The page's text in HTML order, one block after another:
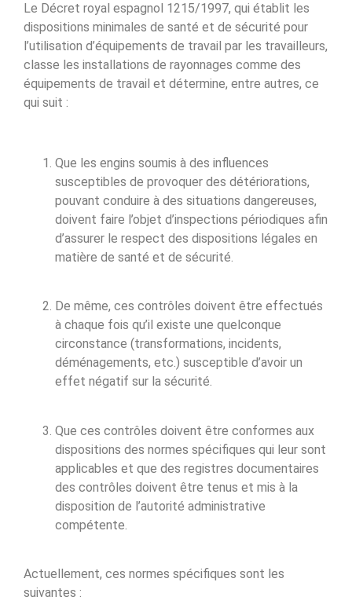
Le Décret royal espagnol 1215/1997, qui établit les
dispositions minimales de santé et de sécurité pour
l’utilisation d’équipements de travail par les travailleurs,
classe les installations de rayonnages comme des
équipements de travail et détermine, entre autres, ce
qui suit :
Que les engins soumis à des influences
susceptibles de provoquer des détériorations,
pouvant conduire à des situations dangereuses,
doivent faire l’objet d’inspections périodiques afin
d’assurer le respect des dispositions légales en
matière de santé et de sécurité.
De même, ces contrôles doivent être effectués
à chaque fois qu’il existe une quelconque
circonstance (transformations, incidents,
déménagements, etc.) susceptible d’avoir un
effet négatif sur la sécurité.
Que ces contrôles doivent être conformes aux
dispositions des normes spécifiques qui leur sont
applicables et que des registres documentaires
des contrôles doivent être tenus et mis à la
disposition de l’autorité administrative
compétente.
Actuellement, ces normes spécifiques sont les
suivantes :